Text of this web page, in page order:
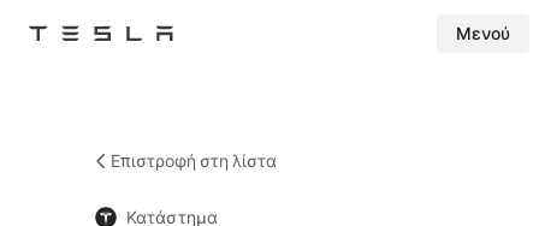
Tesla Μενού
Επιστροφή στη λίστα
Κατάστημα